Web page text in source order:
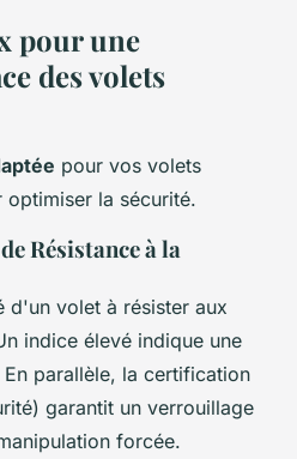
pour une
des volets
pour vos volets
la sécurité.
Résistance à la
d'un volet à résister aux
indice élevé indique une
En parallèle, la certification
garantit un verrouillage
forcée.